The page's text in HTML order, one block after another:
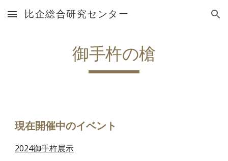
Skip to main content Skip to navigation
比企総合研究センター
御手杵の槍
現在開催中のイベント
2024御手杵展示